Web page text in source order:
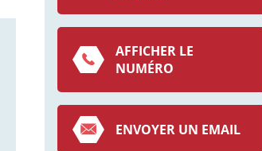
AFFICHER LE
NUMÉRO
ENVOYER UN EMAIL